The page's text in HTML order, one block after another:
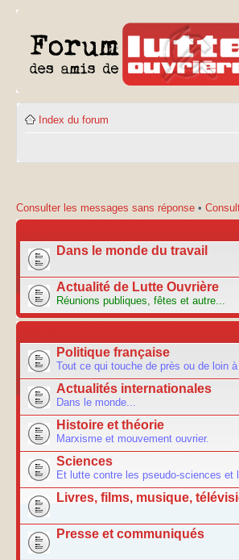
Index du forum
Consulter les messages sans réponse •
Dans le monde du travail
Actualité de Lutte Ouvrière
Réunions publiques, fêtes et autre...
Politique française
Tout ce qui touche de près ou de loin
Actualités internationales
Dans le monde...
Histoire et théorie
Marxisme et mouvement ouvrier.
Sciences
Et lutte contre les pseudo-sciences et
Livres, films, musique,
Presse et communiqués